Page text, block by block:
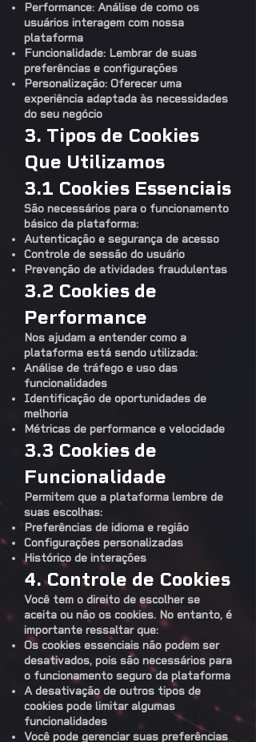
Performance: Análise de como os
usuários interagem com nossa
plataforma
Funcionalidade: Lembrar de suas
preferências e configurações
Personalização: Oferecer uma
experiência adaptada às necessidades
do seu negócio
3. Tipos de Cookies
Que Utilizamos
3.1 Cookies Essenciais
São necessários para o funcionamento
básico da plataforma:
Autenticação e segurança de acesso
Controle de sessão do usuário
Prevenção de atividades fraudulentas
3.2 Cookies de
Performance
Nos ajudam a entender como a
plataforma está sendo utilizada:
Análise de tráfego e uso das
funcionalidades
Identificação de oportunidades de
melhoria
Métricas de performance e velocidade
3.3 Cookies de
Funcionalidade
Permitem que a plataforma lembre de
suas escolhas:
Preferências de idioma e região
Configurações personalizadas
Histórico de interações
4. Controle de Cookies
Você tem o direito de escolher se
aceita ou não os cookies. No entanto, é
importante ressaltar que:
Os cookies essenciais não podem ser
desativados, pois são necessários para
o funcionamento seguro da plataforma
A desativação de outros tipos de
cookies pode limitar algumas
funcionalidades
Você pode gerenciar suas preferências